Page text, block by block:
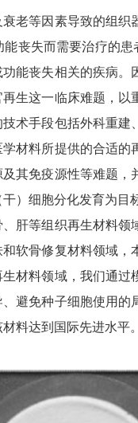
等因素导致的组织
丧失而需要治疗的
能丧失相关的疾病
生这一临床难题，
术手段包括外科重
材料所提供的合适
其免疫源性等难题
）细胞分化发育为目
等组织再生材料领
软骨修复材料领域
材料领域，我们通过
避免种子细胞使用
料达到国际先进水平。